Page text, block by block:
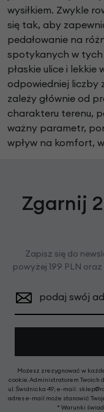
wysiłkiem. Zwykle
się tak, aby
pedałowanie na
spotykanych w tych
płaskie ulice i lekkie
odpowiedniej liczby
zależy głównie od
charakteru terenu,
ważny parametr,
wpływ na komfort,
Zgarnij
Zapisz się do
powyżej 199 PLN
podaj swój
Możesz zrezygnować w
cookie. Administratorem Twoich
ul. Świdnicka 49; e-mail:
adres e-mail może stanowić
* Warunki